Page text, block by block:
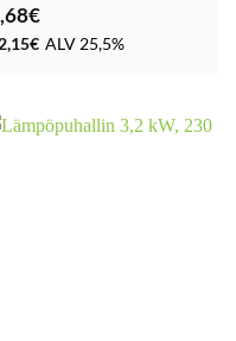
€
€ ALV 25,5%